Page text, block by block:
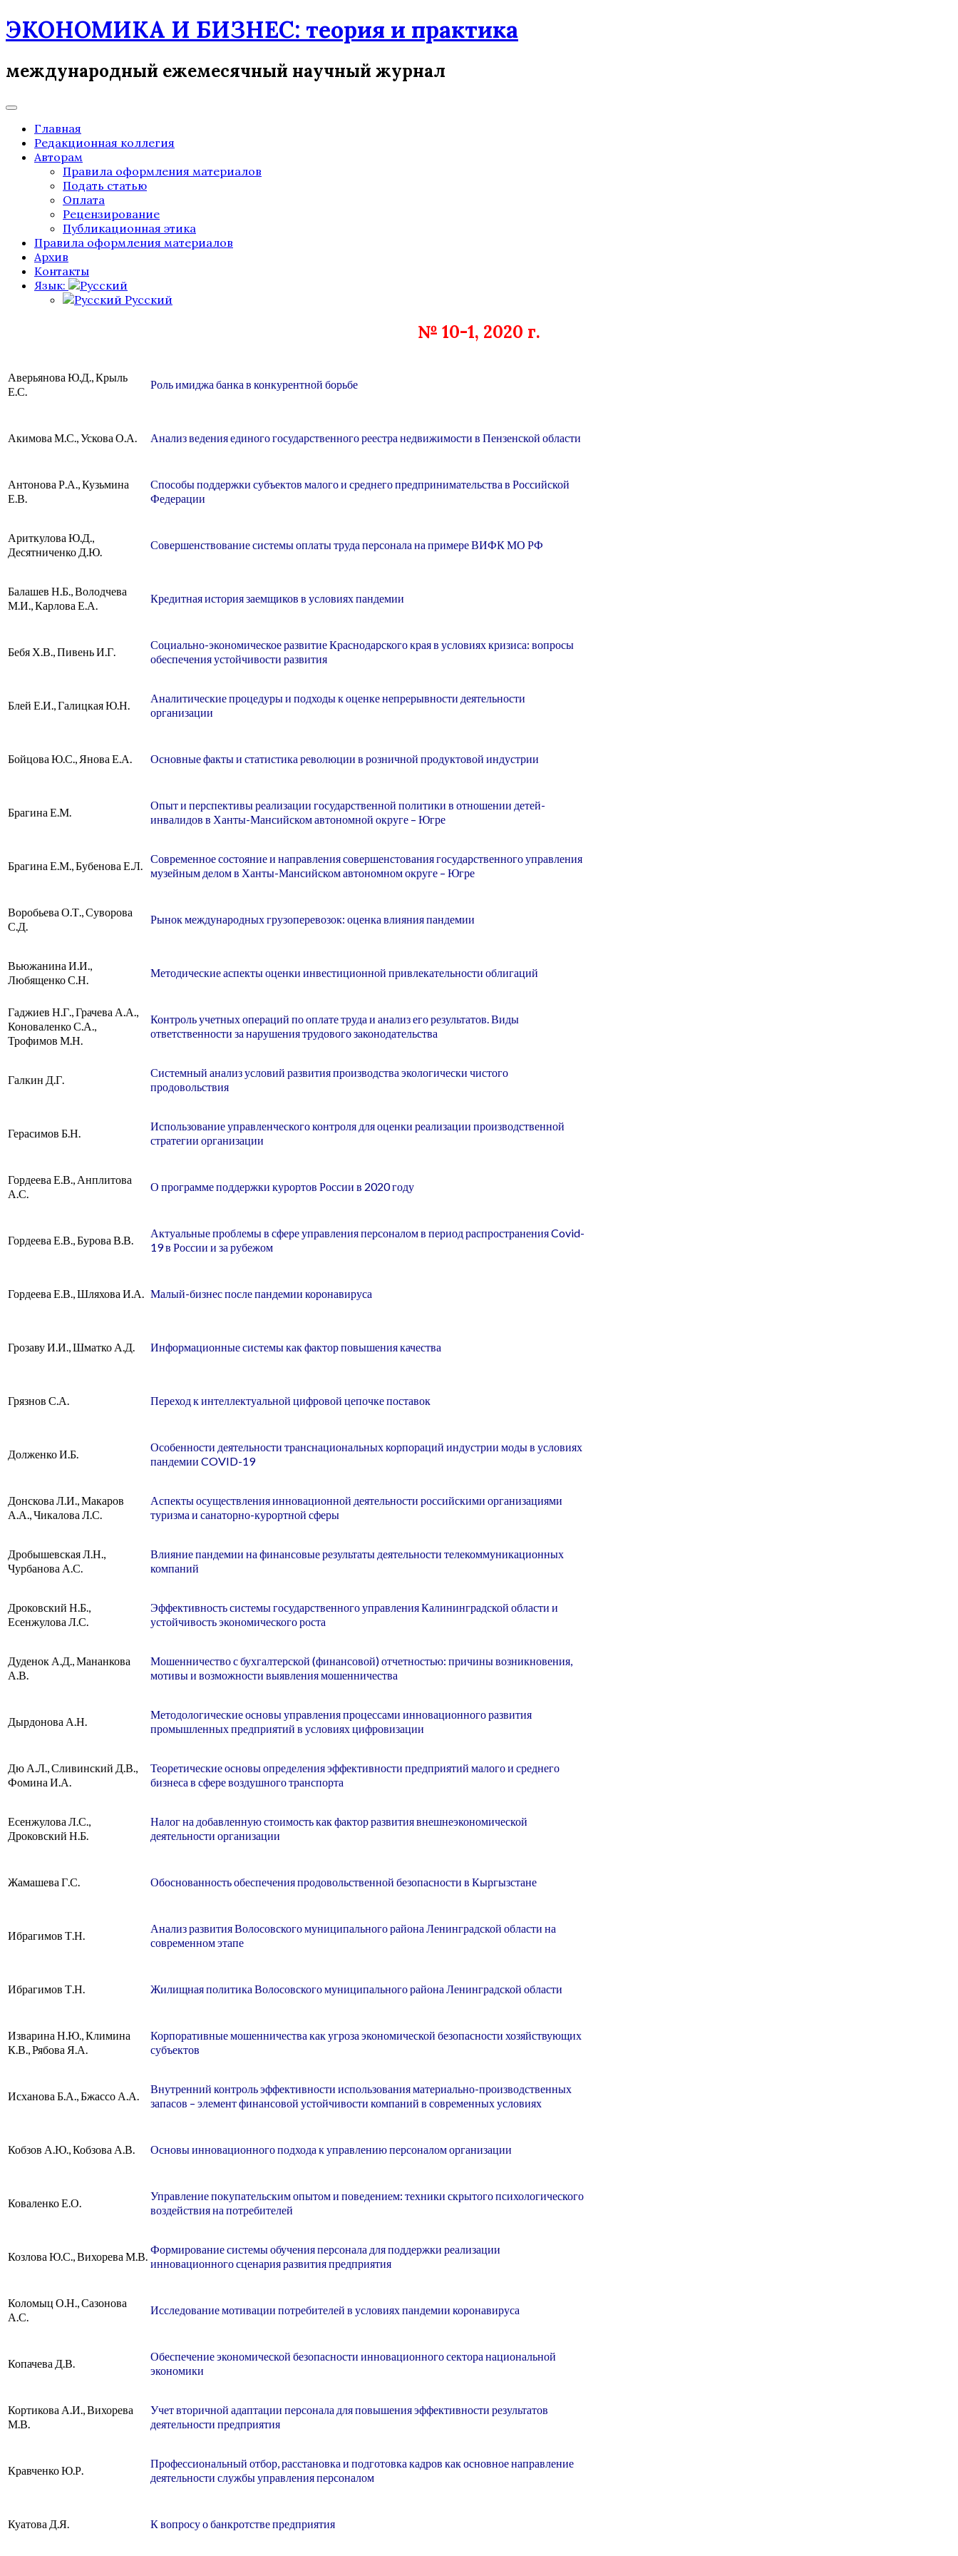
Skip
to
ЭКОНОМИКА И БИЗНЕС: теория и практика
международный ежемесячный научный журнал
Главная
Редакционная коллегия
Авторам
Правила оформления материалов
Подать статью
Оплата
Рецензирование
Публикационная этика
Правила оформления материалов
Архив
Контакты
Язык:
Русский
№ 10-1, 2020 г.
Аверьянова Ю.Д., Крыль
Е.С.
Роль имиджа банка в конкурентной борьбе
Акимова М.С., Ускова О.А. Анализ ведения единого государственного реестра недвижимости в Пензенской области
Антонова Р.А., Кузьмина
Е.В.
Способы поддержки субъектов малого и среднего предпринимательства в Российской
Федерации
Ариткулова Ю.Д.,
Десятниченко Д.Ю.
Совершенствование системы оплаты труда персонала на примере ВИФК МО РФ
Балашев Н.Б., Володчева
М.И., Карлова Е.А.
Кредитная история заемщиков в условиях пандемии
Бебя Х.В., Пивень И.Г.
Социально-экономическое развитие Краснодарского края в условиях кризиса: вопросы
обеспечения устойчивости развития
Блей Е.И., Галицкая Ю.Н.
Аналитические процедуры и подходы к оценке непрерывности деятельности
организации
Бойцова Ю.С., Янова Е.А. Основные факты и статистика революции в розничной продуктовой индустрии
Брагина Е.М.
Опыт и перспективы реализации государственной политики в отношении детей-
инвалидов в Ханты-Мансийском автономной округе – Югре
Брагина Е.М., Бубенова Е.Л.
Современное состояние и направления совершенстования государственного управления
музейным делом в Ханты-Мансийском автономном округе – Югре
Воробьева О.Т., Суворова
С.Д.
Рынок международных грузоперевозок: оценка влияния пандемии
Вьюжанина И.И.,
Любященко С.Н.
Методические аспекты оценки инвестиционной привлекательности облигаций
Гаджиев Н.Г., Грачева А.А.,
Коноваленко С.А.,
Трофимов М.Н.
Контроль учетных операций по оплате труда и анализ его результатов. Виды
ответственности за нарушения трудового законодательства
Галкин Д.Г.
Системный анализ условий развития производства экологически чистого
продовольствия
Герасимов Б.Н.
Использование управленческого контроля для оценки реализации производственной
стратегии организации
Гордеева Е.В., Анплитова
А.С.
О программе поддержки курортов России в 2020 году
Гордеева Е.В., Бурова В.В.
Актуальные проблемы в сфере управления персоналом в период распространения Covid-
19 в России и за рубежом
Гордеева Е.В., Шляхова И.А. Малый-бизнес после пандемии коронавируса
Грозаву И.И., Шматко А.Д. Информационные системы как фактор повышения качества
Грязнов С.А. Переход к интеллектуальной цифровой цепочке поставок
Долженко И.Б.
Особенности деятельности транснациональных корпораций индустрии моды в условиях
пандемии COVID-19
Донскова Л.И., Макаров
А.А., Чикалова Л.С.
Аспекты осуществления инновационной деятельности российскими организациями
туризма и санаторно-курортной сферы
Дробышевская Л.Н.,
Чурбанова А.С.
Влияние пандемии на финансовые результаты деятельности телекоммуникационных
компаний
Дроковский Н.Б.,
Есенжулова Л.С.
Эффективность системы государственного управления Калининградской области и
устойчивость экономического роста
Дуденок А.Д., Мананкова
А.В.
Мошенничество с бухгалтерской (финансовой) отчетностью: причины возникновения,
мотивы и возможности выявления мошенничества
Дырдонова А.Н.
Методологические основы управления процессами инновационного развития
промышленных предприятий в условиях цифровизации
Дю А.Л., Сливинский Д.В.,
Фомина И.А.
Теоретические основы определения эффективности предприятий малого и среднего
бизнеса в сфере воздушного транспорта
Есенжулова Л.С.,
Дроковский Н.Б.
Налог на добавленную стоимость как фактор развития внешнеэкономической
деятельности организации
Жамашева Г.С. Обоснованность обеспечения продовольственной безопасности в Кыргызстане
Ибрагимов Т.Н.
Анализ развития Волосовского муниципального района Ленинградской области на
современном этапе
Ибрагимов Т.Н. Жилищная политика Волосовского муниципального района Ленинградской области
Изварина Н.Ю., Климина
К.В., Рябова Я.А.
Корпоративные мошенничества как угроза экономической безопасности хозяйствующих
субъектов
Исханова Б.А., Бжассо А.А.
Внутренний контроль эффективности использования материально-производственных
запасов – элемент финансовой устойчивости компаний в современных условиях
Кобзов А.Ю., Кобзова А.В. Основы инновационного подхода к управлению персоналом организации
Коваленко Е.О.
Управление покупательским опытом и поведением: техники скрытого психологического
воздействия на потребителей
Козлова Ю.С., Вихорева М.В.
Формирование системы обучения персонала для поддержки реализации
инновационного сценария развития предприятия
Коломыц О.Н., Сазонова
А.С.
Исследование мотивации потребителей в условиях пандемии коронавируса
Копачева Д.В.
Обеспечение экономической безопасности инновационного сектора национальной
экономики
Кортикова А.И., Вихорева
М.В.
Учет вторичной адаптации персонала для повышения эффективности результатов
деятельности предприятия
Кравченко Ю.Р.
Профессиональный отбор, расстановка и подготовка кадров как основное направление
деятельности службы управления персоналом
Куатова Д.Я. К вопросу о банкротстве предприятия